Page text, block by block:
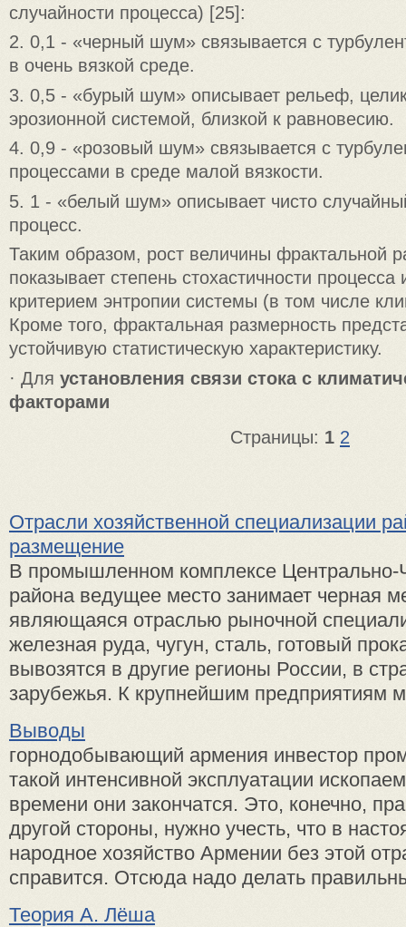
случайности процесса) [25]:
2. 0,1 - «черный шум» связывается с
в очень вязкой среде.
3. 0,5 - «бурый шум» описывает рельеф,
эрозионной системой, близкой к равновесию.
4. 0,9 - «розовый шум» связывается с
процессами в среде малой вязкости.
5. 1 - «белый шум» описывает чисто
процесс.
Таким образом, рост величины фрактальной
показывает степень стохастичности процесса
критерием энтропии системы (в том числе
Кроме того, фрактальная размерность
устойчивую статистическую характеристику.
· Для установления связи стока с
факторами
Страницы: 1 2
Отрасли хозяйственной специализации
размещение
В промышленном комплексе Центрально-
района ведущее место занимает черная
являющаяся отраслью рыночной
железная руда, чугун, сталь, готовый
вывозятся в другие регионы России, в
зарубежья. К крупнейшим предприятиям
Выводы
горнодобывающий армения инвестор
такой интенсивной эксплуатации
времени они закончатся. Это, конечно,
другой стороны, нужно учесть, что в
народное хозяйство Армении без этой
справится. Отсюда надо делать
Теория А. Лёша